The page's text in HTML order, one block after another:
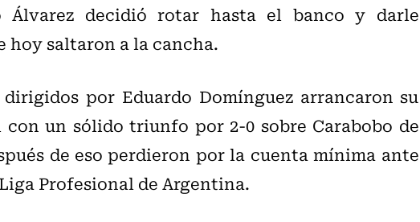
Álvarez decidió rotar hasta el banco y darle
hoy saltaron a la cancha.
por Eduardo Domínguez arrancaron su
un sólido triunfo por 2-0 sobre Carabobo de
de eso perdieron por la cuenta mínima ante
Profesional de Argentina.